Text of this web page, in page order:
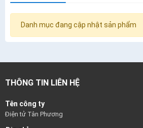
Danh mục đang cập nhật sản phẩm
THÔNG TIN LIÊN HỆ
Tên công ty
Điện tử Tân Phương